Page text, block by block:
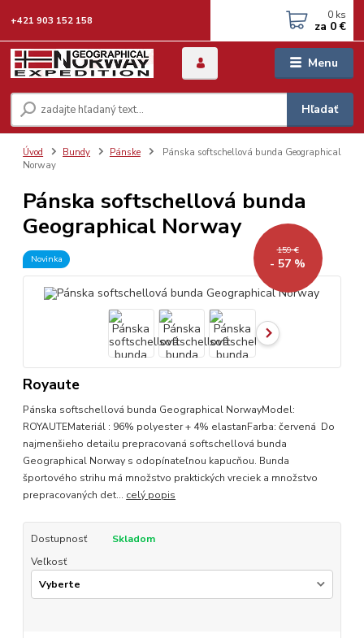
Menu
Hľadať
+421 903 152 158 0 ks
za 0 €
Úvod Bundy Pánske
Pánska softschellová bunda Geographical
Norway
Pánska softschellová bunda
Geographical Norway
Novinka
159 €
- 57 %
Royaute
Pánska softschellová bunda Geographical NorwayModel:
ROYAUTEMateriál : 96% polyester + 4% elastanFarba: červená Do
najmenšieho detailu prepracovaná softschellová bunda
Geographical Norway s odopínateľnou kapucňou. Bunda
športového strihu má množstvo praktických vreciek a množstvo
prepracovaných det... celý popis
Dostupnosť
Skladom
Veľkosť